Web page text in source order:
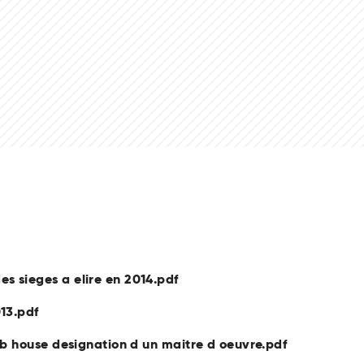
sieges a elire en 2014.pdf
house designation d un maitre d oeuvre.pdf